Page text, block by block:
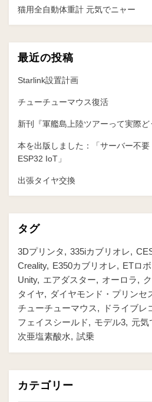
ョ
ン
猫用全自動体重計 元気でニャー
最近の投稿
Starlink設置計画
チューチューマウス復活
新刊『軍艦島上陸ツアーって実際
本を出版しました：「サーバー不
ESP32 IoT」
出張タイヤ交換
タグ
3Dプリンタ 335iカブリオレ
Creality
E350カブリオレ ETロ
Unity
エアダスター オーロラ
タイヤ
ダイヤモンド・プリンセ
チューチューマウス
ドライブレ
フェイスシールド
モデル3
元気
次亜塩素酸水
試乗
カテゴリー